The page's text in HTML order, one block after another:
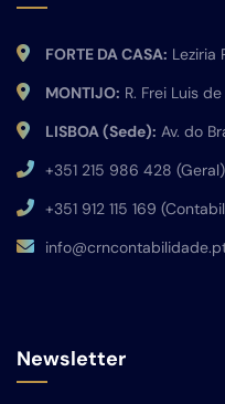
FORTE DA CASA: Leziria
MONTIJO: R. Frei Luis
LISBOA (Sede): Av. do
+351 215 986 428 (Geral)
+351 912 115 169
Newsletter